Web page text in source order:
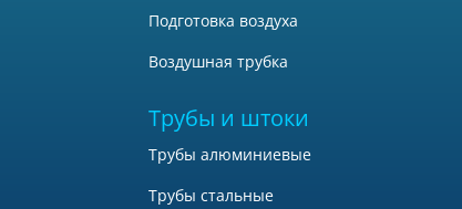
Подготовка воздуха
Воздушная трубка
Трубы и штоки
Трубы алюминиевые
Трубы стальные